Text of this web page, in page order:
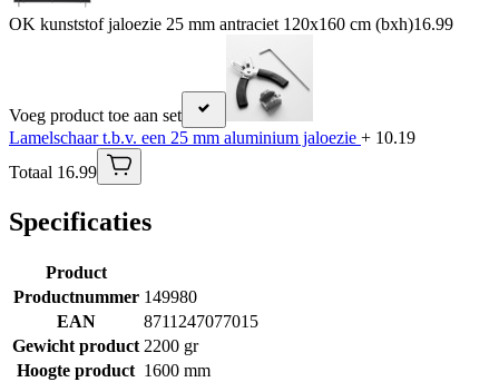
OK kunststof jaloezie 25 mm antraciet 120x160 cm (bxh)16.99
Voeg product toe aan set
Lamelschaar t.b.v. een 25 mm aluminium jaloezie + 10.19
Totaal 16.99
Specificaties
Product
Productnummer 149980
EAN
8711247077015
Gewicht product 2200 gr
Hoogte product 1600 mm